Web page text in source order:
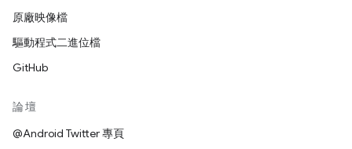
原廠映像檔
驅動程式二進位檔
GitHub
論壇
@Android Twitter 專頁